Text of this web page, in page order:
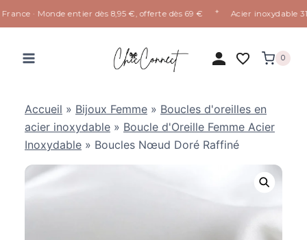
· Monde entier dès 8,95 €, offerte dès 69 € Acier inoxydable
0
Accueil » Bijoux Femme » Boucles d'oreilles en
acier inoxydable » Boucle d'Oreille Femme Acier
Inoxydable » Boucles Nœud Doré Raffiné